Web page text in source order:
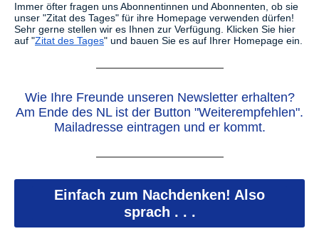
Immer öfter fragen uns Abonnentinnen und Abonnenten, ob sie
unser "Zitat des Tages" für ihre Homepage verwenden dürfen!
Sehr gerne stellen wir es Ihnen zur Verfügung. Klicken Sie hier
auf "Zitat des Tages" und bauen Sie es auf Ihrer Homepage ein.
Wie Ihre Freunde unseren Newsletter erhalten?
Am Ende des NL ist der Button "Weiterempfehlen".
Mailadresse eintragen und er kommt.
Einfach zum Nachdenken! Also
sprach . . .